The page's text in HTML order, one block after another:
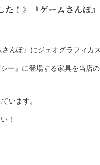
た！》『ゲームさんぽ
んぽ』にジェオグラフィカ
ー』に登場する家具を当店
います。
！